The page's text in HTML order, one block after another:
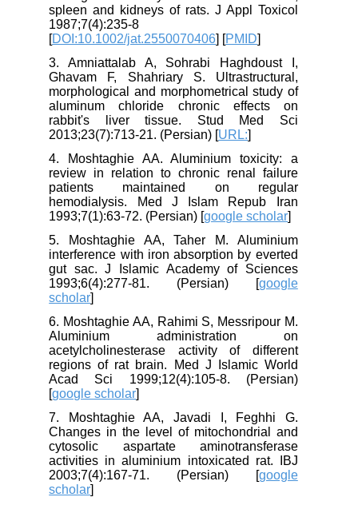
spleen and kidneys of rats. J Appl Toxicol
1987;7(4):235-8
[DOI:10.1002/jat.2550070406] [PMID
3. Amniattalab A, Sohrabi Haghdoust I,
Ghavam F, Shahriary S. Ultrastructural,
morphological and morphometrical study of
aluminum chloride chronic effects on
rabbit's liver tissue. Stud Med Sci
2013;23(7):713-21. (Persian) [URL:
4. Moshtaghie AA. Aluminium toxicity: a
review in relation to chronic renal failure
patients maintained on regular
hemodialysis. Med J Islam Repub Iran
1993;7(1):63-72. (Persian) [google scholar
5. Moshtaghie AA, Taher M. Aluminium
interference with iron absorption by everted
gut sac. J Islamic Academy of Sciences
1993;6(4):277-81. (Persian) [google
scholar
6. Moshtaghie AA, Rahimi S, Messripour M.
Aluminium administration on
acetylcholinesterase activity of different
regions of rat brain. Med J Islamic World
Acad Sci 1999;12(4):105-8. (Persian)
[google scholar
7. Moshtaghie AA, Javadi I, Feghhi G.
Changes in the level of mitochondrial and
cytosolic aspartate aminotransferase
activities in aluminium intoxicated rat. IBJ
2003;7(4):167-71. (Persian) [google
scholar